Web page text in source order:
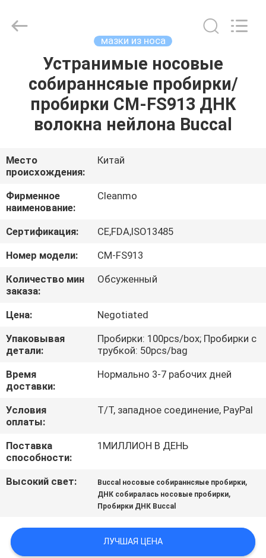
ПРОДУКТЫ
НАС
ПУТЕШЕСТВИЕ
ФАБРИКИ
ПРОВЕРКА
КАЧЕСТВА
СВЯЖИТЕСЬ
МЫ
НОВОСТИ
СПРОСИТЕ
ЦИТАТУ
САЙТА
PRIVACY
POLICY
мазки из носа
Устранимые носовые
собираннсяые пробирки/
пробирки CM-FS913 ДНК
волокна нейлона Buccal
Место
происхождения:
Китай
Фирменное
наименование:
Cleanmo
Сертификация:
CE,FDA,ISO13485
Номер модели:
CM-FS913
Количество мин
заказа:
Обсуженный
Цена:
Negotiated
Упаковывая
детали:
Пробирки: 100pcs/box; Пробирки с
трубкой: 50pcs/bag
Время
доставки:
Нормально 3-7 рабочих дней
Условия
оплаты:
T/T, западное соединение, PayPal
Поставка
способности:
1МИЛЛИОН В ДЕНЬ
Высокий свет: Buccal носовые собираннсяые пробирки,
ДНК собиралась носовые пробирки,
Пробирки ДНК Buccal
ЛУЧШАЯ ЦЕНА